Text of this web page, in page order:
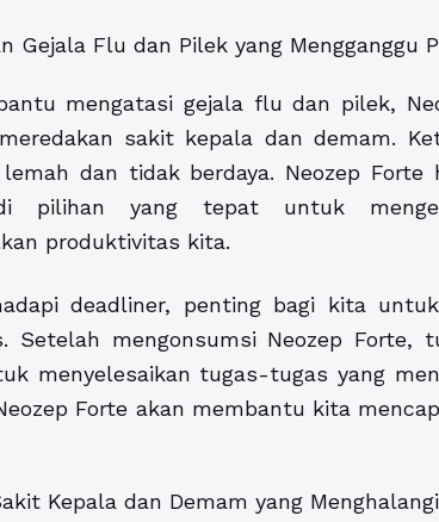
Gejala Flu dan Pilek yang Mengganggu
mengatasi gejala flu dan pilek,
sakit kepala dan demam.
dan tidak berdaya. Neozep Forte
pilihan yang tepat untuk
produktivitas kita.
deadliner, penting bagi kita
Setelah mengonsumsi Neozep
menyelesaikan tugas-tugas yang
Forte akan membantu kita
Kepala dan Demam yang